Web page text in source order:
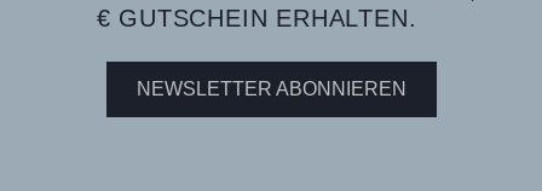
€ GUTSCHEIN ERHALTEN.
NEWSLETTER ABONNIEREN